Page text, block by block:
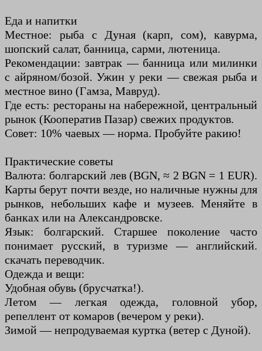
Еда и напитки
Местное: рыба с Дуная (карп, сом), кавурма,
шопский салат, банница, сарми, лютеница.
Рекомендации: завтрак — банница или милинки
с айряном/бозой. Ужин у реки — свежая рыба и
местное вино (Гамза, Мавруд).
Где есть: рестораны на набережной, центральный
рынок (Кооператив Пазар) свежих продуктов.
Совет: 10% чаевых — норма. Пробуйте ракию!
Практические советы
Валюта: болгарский лев (BGN, ≈ 2 BGN = 1 EUR).
Карты берут почти везде, но наличные нужны для
рынков, небольших кафе и музеев. Меняйте в
банках или на Александровске.
Язык: болгарский. Старшее поколение часто
понимает русский, в туризме — английский.
скачать переводчик.
Одежда и вещи:
Удобная обувь (брусчатка!).
Летом — легкая одежда, головной убор,
репеллент от комаров (вечером у реки).
Зимой — непродуваемая куртка (ветер с Дуной).